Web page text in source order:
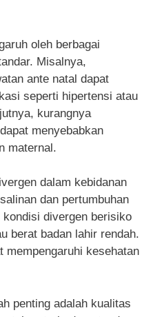
oleh berbagai
Misalnya,
ante natal dapat
seperti hipertensi atau
kurangnya
menyebabkan
maternal.
dalam kebidanan
dan pertumbuhan
divergen berisiko
berat badan lahir rendah.
mempengaruhi kesehatan
penting adalah kualitas